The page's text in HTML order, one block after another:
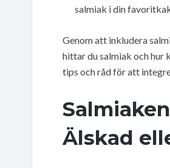
salmiak i din
Genom att inkludera
hittar du salmiak och hur
tips och råd för att
Älskad